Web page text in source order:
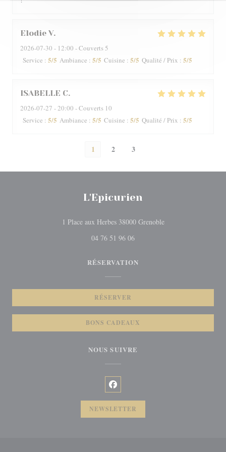
Elodie V
2026-07-30 - 12:00 - Couverts 5
Service : 5/5 Ambiance : 5/5 Cuisine : 5/5 Qualité / Prix : 5/5
ISABELLE C
2026-07-27 - 20:00 - Couverts 10
Service : 5/5 Ambiance : 5/5 Cuisine : 5/5 Qualité / Prix : 5/5
1 2 3
L'Epicurien
1 Place aux Herbes 38000 Grenoble((ouvre une nouvelle
04 76 51 96 06
RÉSERVATION
RÉSERVER
BONS CADEAUX
NOUS SUIVRE
Facebook ((ouvre une nouvelle
NEWSLETTER